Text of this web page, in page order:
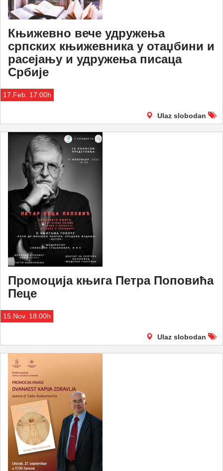
Књижевно вече удружења
српских књижевника у отаџбини и
расејању и удружења писаца
Србије
17.Feb. 17:00h
Ulaz slobodan
Промоција књига Петра Поповића
Пеце
15.Nov. 18:00h
Ulaz slobodan